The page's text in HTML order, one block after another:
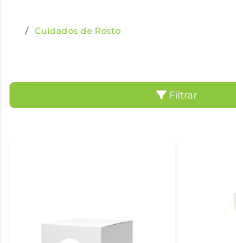
Cuidados de Rosto
Filtrar